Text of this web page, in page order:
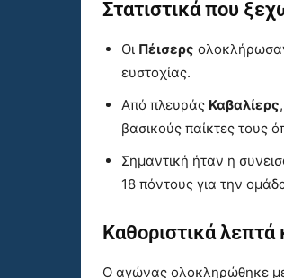
Στατιστικά που
Οι Πέισερς
ευστοχίας.
Από πλευράς Καβαλίερς
βασικούς παίκτες τους
Σημαντική ήταν η
18 πόντους για την
Καθοριστικά λεπτά
Ο αγώνας ολοκληρώθηκε